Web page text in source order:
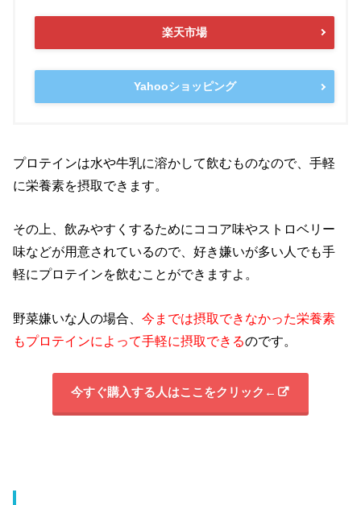
楽天市場
Yahooショッピング
プロテインは水や牛乳に溶かして飲むものなので、手軽
に栄養素を摂取できます。
その上、飲みやすくするためにココア味やストロベリー
味などが用意されているので、好き嫌いが多い人でも手
軽にプロテインを飲むことができますよ。
野菜嫌いな人の場合、今までは摂取できなかった栄養素
もプロテインによって手軽に摂取できるのです。
今すぐ購入する人はここをクリック←